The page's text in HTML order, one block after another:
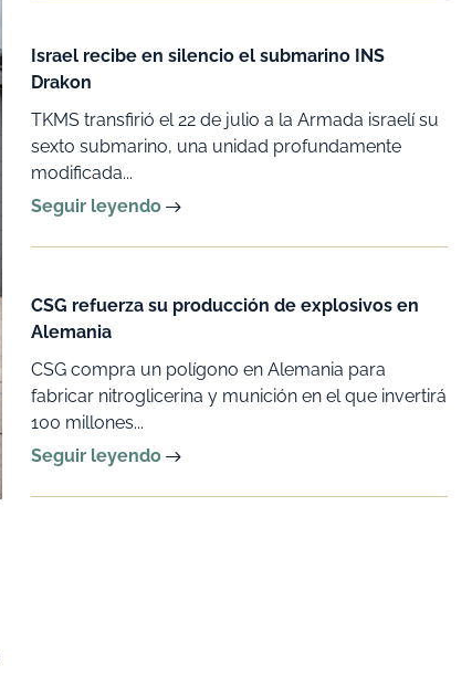
Israel recibe en silencio el submarino INS
Drakon
TKMS transfirió el 22 de julio a la Armada israelí su
sexto submarino, una unidad profundamente
modificada...
Seguir leyendo
CSG refuerza su producción de explosivos en
Alemania
CSG compra un polígono en Alemania para
fabricar nitroglicerina y munición en el que invertirá
100 millones...
Seguir leyendo